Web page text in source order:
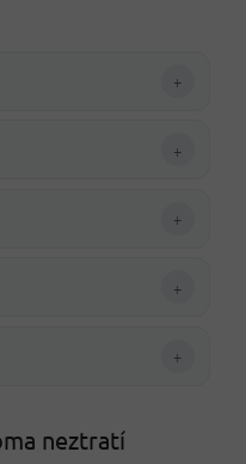
+
+
+
+
+
neztratí